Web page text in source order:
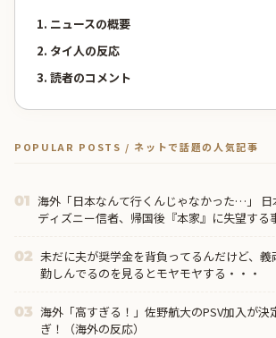
1. ニュースの概要
2. タイ人の反応
3. 読者のコメント
POPULAR POSTS / ネットで話題の人気記事
01 海外「日本なんて行くんじゃなかった…」 日
ディズニー信者、帰国後『本家』に失望する
02 未だに夫が奨学金を背負ってるんだけど、
勤しんでるのを見るとモヤモヤする・・・
03 海外「高すぎる！」佐野航大のPSV加入が決
ぎ！（海外の反応）